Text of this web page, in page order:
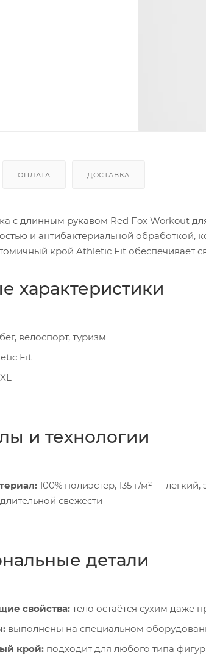
ОПЛАТА ДОСТАВКА
с длинным рукавом Red Fox Workout
и антибактериальной обработкой,
крой Athletic Fit обеспечивает
характеристики
бег, велоспорт, туризм
Fit
и технологии
100% полиэстер, 135 г/м² —
свежести
детали
свойства: тело остаётся сухим даже
выполнены на специальном
крой: подходит для любого типа